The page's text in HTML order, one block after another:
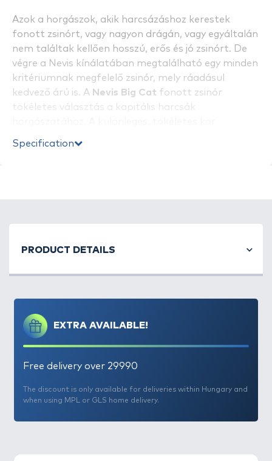
Azok a horgászok, akik harcsázáshoz kerestek
fonott zsinórt, vagy nagyon drágán, vagy egyáltalán
nem találtak kellően hosszú, erős és jó zsinórt. De
végre a Nevis kínálatában megtalálható egy minden
kritériumnak megfelelő zsinór, mely ráadásul
kedvező árú is. A Nevis Big Cat fonott zsinór
tökéletes választás a kapitális harcsák
lehetetlen, szakítószilárdsága miatt, és strapabíró
Specification
EXTRA AVAILABLE!
Free delivery over 29990
The discount is only available for deliveries within Hungary and
when using MPL or GLS home delivery.
PRODUCT DETAILS